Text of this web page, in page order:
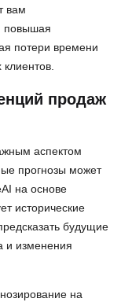
вам
повышая
потери времени
продаж
аспектом
прогнозы может
на основе
исторические
будущие
и изменения
на